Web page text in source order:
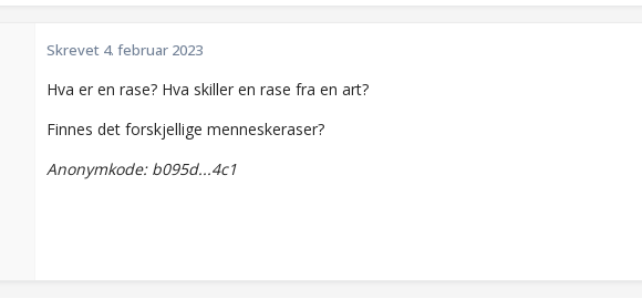
Skrevet 4. februar 2023
Hva er en rase? Hva skiller en rase fra en art?
Finnes det forskjellige menneskeraser?
Anonymkode: b095d...4c1